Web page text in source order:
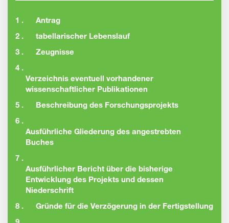
1 . Antrag
2 . tabellarischer Lebenslauf
3 . Zeugnisse
4 .
Verzeichnis eventuell vorhandener
wissenschaftlicher Publikationen
5 . Beschreibung des Forschungsprojekts
6 .
Ausführliche Gliederung des angestrebten
Buches
7 .
Ausführlicher Bericht über die bisherige
Entwicklung des Projekts und dessen
Niederschrift
8 . Gründe für die Verzögerung in der Fertigstellung